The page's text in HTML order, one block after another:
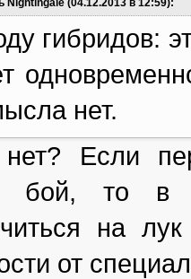
Nightingale (04.12.2013 в 12:59):
гибридов:
нет.
Если
бой, то в
на
от